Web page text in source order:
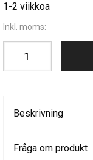
1-2 viikkoa
Inkl. moms:
Beskrivning
Fråga om produkt